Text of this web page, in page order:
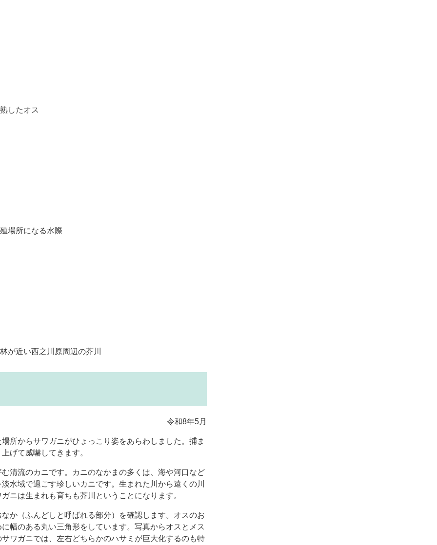
したオス
場所になる水際
が近い西之川原周辺の芥川
令和8年5月
からサワガニがひょっこり姿をあらわしました。捕ま
げて威嚇してきます。
清流のカニです。カニのなかまの多くは、海や河口など
水域で過ごす珍しいカニです。生まれた川から遠くの川
ニは生まれも育ちも芥川ということになります。
か（ふんどしと呼ばれる部分）を確認します。オスのお
幅のある丸い三角形をしています。写真からオスとメス
ワガニでは、左右どちらかのハサミが巨大化するのも特